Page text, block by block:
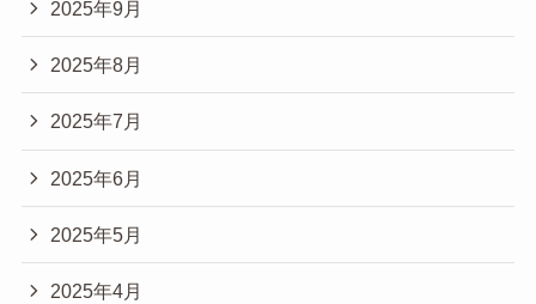
2025年9月
2025年8月
2025年7月
2025年6月
2025年5月
2025年4月